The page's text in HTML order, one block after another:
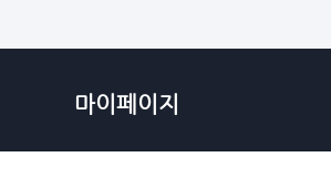
마이페이지